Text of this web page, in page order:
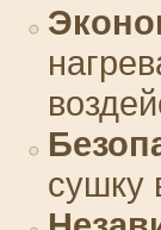
сушку